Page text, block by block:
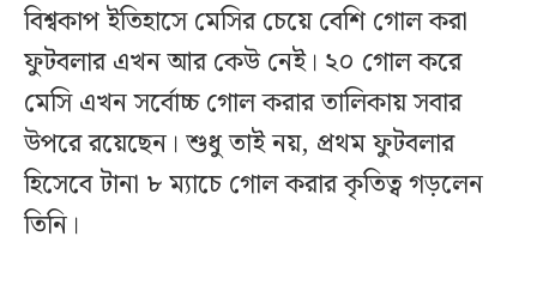
বিশ্বকাপ ইতিহাসে মেসির চেয়ে বেশি গোল করা
ফুটবলার এখন আর কেউ নেই। ২০ গোল করে
মেসি এখন সর্বোচ্চ গোল করার তালিকায় সবার
উপরে রয়েছেন। শুধু তাই নয়, প্রথম ফুটবলার
হিসেবে টানা ৮ ম্যাচে গোল করার কৃতিত্ব গড়লেন
তিনি।